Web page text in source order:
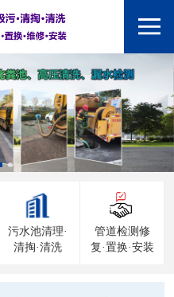
污水池清理·
清掏·清洗
管道检测修
复·置换·安装